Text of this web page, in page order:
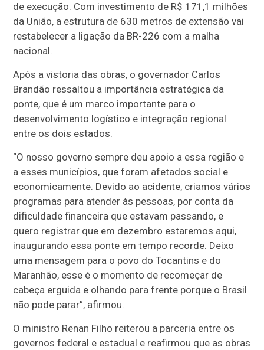
de execução. Com investimento de R$ 171,1 milhões
da União, a estrutura de 630 metros de extensão vai
restabelecer a ligação da BR-226 com a malha
nacional.
Após a vistoria das obras, o governador Carlos
Brandão ressaltou a importância estratégica da
ponte, que é um marco importante para o
desenvolvimento logístico e integração regional
entre os dois estados.
“O nosso governo sempre deu apoio a essa região e
a esses municípios, que foram afetados social e
economicamente. Devido ao acidente, criamos vários
programas para atender às pessoas, por conta da
dificuldade financeira que estavam passando, e
quero registrar que em dezembro estaremos aqui,
inaugurando essa ponte em tempo recorde. Deixo
uma mensagem para o povo do Tocantins e do
Maranhão, esse é o momento de recomeçar de
cabeça erguida e olhando para frente porque o Brasil
não pode parar”, afirmou.
O ministro Renan Filho reiterou a parceria entre os
governos federal e estadual e reafirmou que as obras